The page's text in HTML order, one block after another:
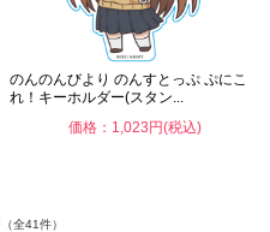
のんのんびより のんすとっぷ ぷにこ
れ！キーホルダー(スタン...
価格：1,023円(税込)
（全41件）